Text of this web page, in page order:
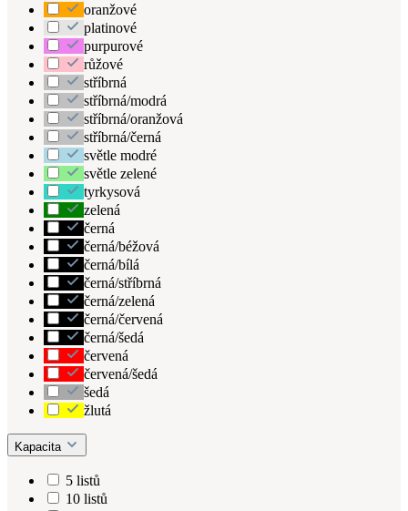
oranžové
platinové
purpurové
růžové
stříbrná
stříbrná/modrá
stříbrná/oranžová
stříbrná/černá
světle modré
světle zelené
tyrkysová
zelená
černá
černá/béžová
černá/bílá
černá/stříbrná
černá/zelená
černá/červená
černá/šedá
červená
červená/šedá
šedá
žlutá
Kapacita
5 listů
10 listů